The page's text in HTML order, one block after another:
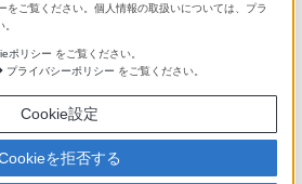
案内
トア取次店）のご案内
ービス
ス、設置・設定サービスなど）
をご覧ください。個人情報の取扱いについては、プラ
ポリシー をご覧ください。
プライバシーポリシー をご覧ください。
Cookie設定
を拒否する